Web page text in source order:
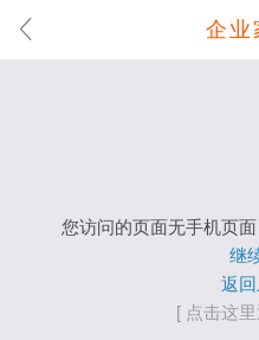
企业
您访问的页面无手机页
继
返
[ 点击这